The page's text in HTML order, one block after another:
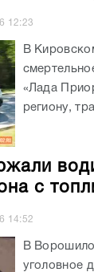
12:23
В
«Лада
региону,
с
14:52
В
уголовное